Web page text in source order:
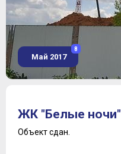
Май 2017
8
ЖК "Белые ночи"
Объект сдан.